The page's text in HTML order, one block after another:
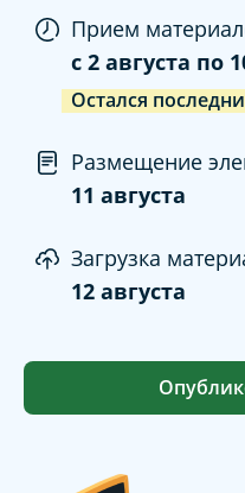
Прием
c 2 августа по
Остался
Размещение
11 августа
Загрузка
12 августа